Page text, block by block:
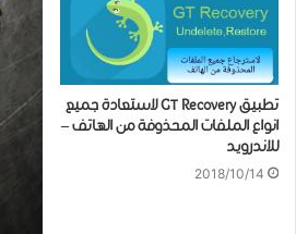
تطبيق GT Recovery لاستعادة جميع
انواع الملفات المحذوفة من الهاتف –
للاندرويد
2018/10/14